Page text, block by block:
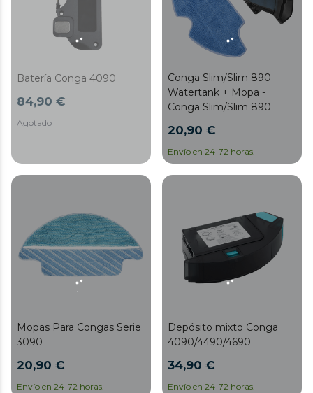
Batería Conga 4090
84,90 €
Agotado
Conga Slim/Slim 890
Watertank + Mopa -
Conga Slim/Slim 890
20,90 €
Envío en 24-72 horas.
Mopas Para Congas Serie
3090
20,90 €
Envío en 24-72 horas.
Depósito mixto Conga
4090/4490/4690
34,90 €
Envío en 24-72 horas.